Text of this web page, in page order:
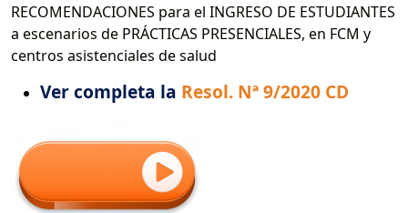
RECOMENDACIONES para el INGRESO DE ESTUDIANTES
a escenarios de PRÁCTICAS PRESENCIALES, en FCM y
centros asistenciales de salud
Ver completa la Resol. Nª 9/2020 CD